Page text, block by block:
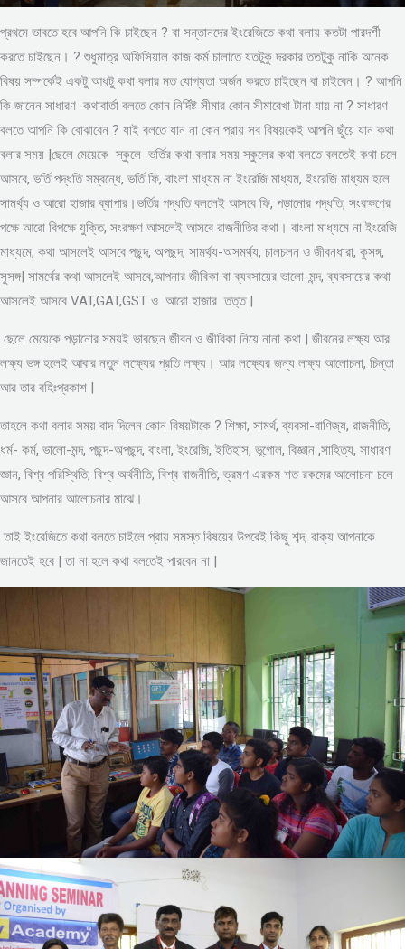
প্রথমে ভাবতে হবে আপনি কি চাইছেন ? বা সন্তানদের ইংরেজিতে কথা বলায় কতটা পারদর্শী
করতে চাইছেন। ? শুধুমাত্র অফিসিয়াল কাজ কর্ম চালাতে যতটুকু দরকার ততটুকু নাকি অনেক
বিষয় সম্পর্কেই একটু আধটু কথা বলার মত যোগ্যতা অর্জন করতে চাইছেন বা চাইবেন। ? আপনি
কি জানেন সাধারণ কথাবার্তা বলতে কোন নির্দিষ্ট সীমার কোন সীমারেখা টানা যায় না ? সাধারণ
বলতে আপনি কি বোঝাবেন ? যাই বলতে যান না কেন প্রায় সব বিষয়কেই আপনি ছুঁয়ে যান কথা
বলার সময় |ছেলে মেয়েকে স্কুলে ভর্তির কথা বলার সময় স্কুলের কথা বলতে বলতেই কথা চলে
আসবে, ভর্তি পদ্ধতি সম্বন্ধে, ভর্তি ফি, বাংলা মাধ্যম না ইংরেজি মাধ্যম, ইংরেজি মাধ্যম হলে
সামর্থ্য ও আরো হাজার ব্যাপার।ভর্তির পদ্ধতি বললেই আসবে ফি, পড়ানোর পদ্ধতি, সংরক্ষণের
পক্ষে আরো বিপক্ষে যুক্তি, সংরক্ষণ আসলেই আসবে রাজনীতির কথা। বাংলা মাধ্যমে না ইংরেজি
মাধ্যমে, কথা আসলেই আসবে পছন্দ, অপছন্দ, সামর্থ্য-অসমর্থ্য, চালচলন ও জীবনধারা, কুসঙ্গ,
সুসঙ্গ| সামর্থের কথা আসলেই আসবে,আপনার জীবিকা বা ব্যবসায়ের ভালো-মন্দ, ব্যবসায়ের কথা
আসলেই আসবে VAT,GAT,GST ও আরো হাজার তত্ত |
ছেলে মেয়েকে পড়ানোর সময়ই ভাবছেন জীবন ও জীবিকা নিয়ে নানা কথা | জীবনের লক্ষ্য আর
লক্ষ্য ভঙ্গ হলেই আবার নতুন লক্ষ্যের প্রতি লক্ষ্য। আর লক্ষ্যের জন্য লক্ষ্য আলোচনা, চিন্তা
আর তার বহিঃপ্রকাশ |
তাহলে কথা বলার সময় বাদ দিলেন কোন বিষয়টাকে ? শিক্ষা, সামর্থ, ব্যবসা-বাণিজ্য, রাজনীতি,
ধর্ম- কর্ম, ভালো-মন্দ, পছন্দ-অপছন্দ, বাংলা, ইংরেজি, ইতিহাস, ভূগোল, বিজ্ঞান ,সাহিত্য, সাধারণ
জ্ঞান, বিশ্ব পরিস্থিতি, বিশ্ব অর্থনীতি, বিশ্ব রাজনীতি, ভ্রমণ এরকম শত রকমের আলোচনা চলে
আসবে আপনার আলোচনার মাঝে।
তাই ইংরেজিতে কথা বলতে চাইলে প্রায় সমস্ত বিষয়ের উপরেই কিছু শব্দ, বাক্য আপনাকে
জানতেই হবে | তা না হলে কথা বলতেই পারবেন না |